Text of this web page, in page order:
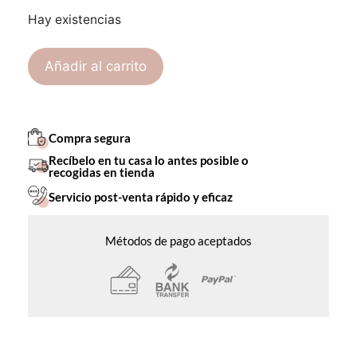
Hay existencias
Añadir al carrito
Compra segura
Recíbelo en tu casa lo antes posible o
recogidas en tienda
Servicio post-venta rápido y eficaz
Métodos de pago aceptados